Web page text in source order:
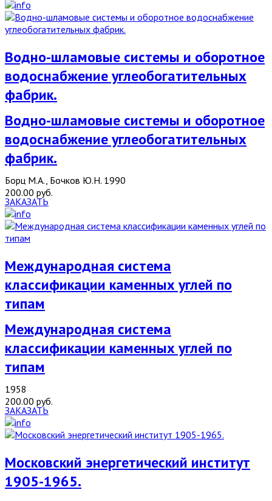
Водно-шламовые системы и оборотное
водоснабжение углеобогатительных
фабрик.
Водно-шламовые системы и оборотное
водоснабжение углеобогатительных
фабрик.
Борц М.А., Бочков Ю.Н. 1990
200.00 руб.
ЗАКАЗАТЬ
Международная система
классификации каменных углей по
типам
Международная система
классификации каменных углей по
типам
1958
200.00 руб.
ЗАКАЗАТЬ
Московский энергетический институт
1905-1965.